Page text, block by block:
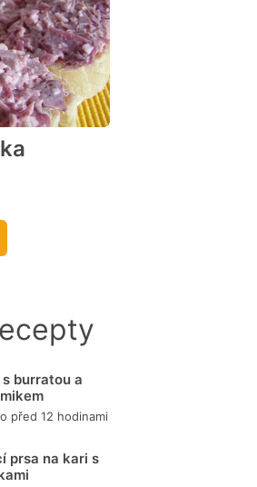
hodnocen
burratou a
před 12 hodinami
prsa na kari s